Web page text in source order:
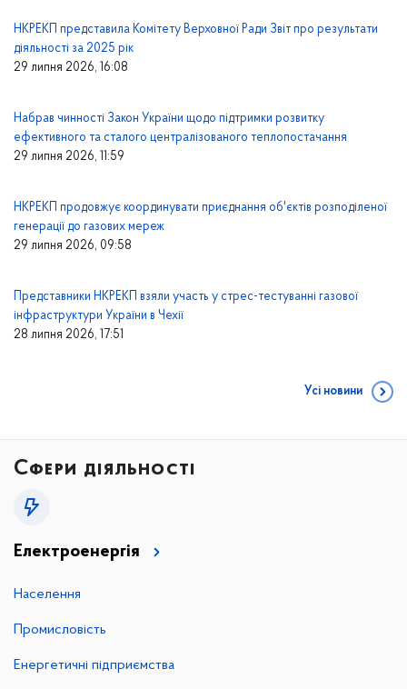
29 липня 2026, 16:08
НКРЕКП представила Комітету Верховної Ради Звіт про результати
діяльності за 2025 рік
29 липня 2026, 11:59
Набрав чинності Закон України щодо підтримки розвитку
ефективного та сталого централізованого теплопостачання
29 липня 2026, 09:58
НКРЕКП продовжує координувати приєднання об'єктів розподіленої
генерації до газових мереж
28 липня 2026, 17:51
Представники НКРЕКП взяли участь у стрес-тестуванні газової
інфраструктури України в Чехії
Усі новини
Сфери діяльності
Електроенергія
Населення
Промисловість
Енергетичні підприємства